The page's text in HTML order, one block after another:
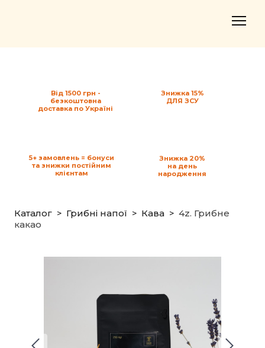
Знижка 15%
ДЛЯ ЗСУ
Від 1500 грн -
безкоштовна
доставка по Україні
5+ замовлень = бонуси
та знижки постійним
клієнтам
Знижка 20%
на день
народження
Каталог Грибні напої Кава
4z. Грибне
какао